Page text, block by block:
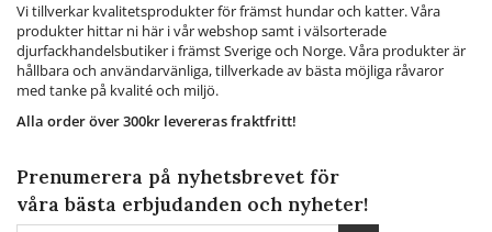
Vi tillverkar kvalitetsprodukter för främst hundar och katter. Våra
produkter hittar ni här i vår webshop samt i välsorterade
djurfackhandelsbutiker i främst Sverige och Norge. Våra produkter är
hållbara och användarvänliga, tillverkade av bästa möjliga råvaror
med tanke på kvalité och miljö.
Alla order över 300kr levereras fraktfritt!
Prenumerera på nyhetsbrevet för
våra bästa erbjudanden och nyheter!